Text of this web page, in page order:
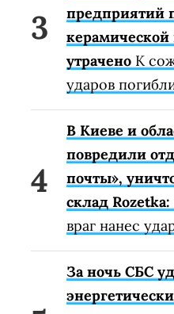
предприятий
утрачено К
ударов
В Киеве и
повредили
почты»,
склад
враг нанес
За ночь СБС